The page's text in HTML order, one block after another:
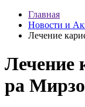
Главная
Новости и
Лечение
Лечение
ра